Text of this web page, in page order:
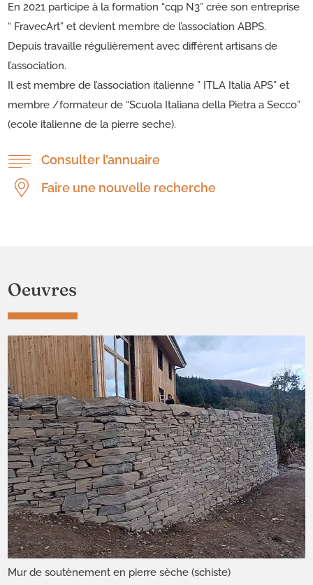
En 2021 participe à la formation “cqp N3” crée son entreprise
“ FravecArt” et devient membre de l’association ABPS.
Depuis travaille régulièrement avec différent artisans de
l’association.
Il est membre de l’association italienne ” ITLA Italia APS” et
membre /formateur de “Scuola Italiana della Pietra a Secco”
(ecole italienne de la pierre seche).
Consulter l’annuaire
Faire une nouvelle recherche
Oeuvres
Mur de soutènement en pierre sèche (schiste)